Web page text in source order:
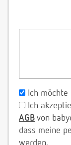
Ich
Ich
AGB von
dass meine